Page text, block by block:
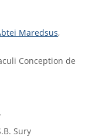
Maredsus,
Conception de
Sury